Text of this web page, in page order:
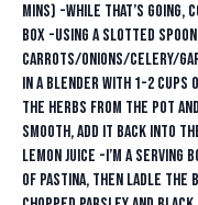
mins) -while that’s going,
box -using a slotted
carrots/onions/celery/
in a blender with 1-2
the herbs from the pot
smooth, add it back into
lemon juice -I’m a serving
of pastina, then ladle the